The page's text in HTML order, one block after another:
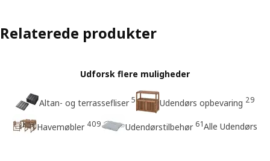
Relaterede produkter
Udforsk flere muligheder
Altan- og terrassefliser 5 Udendørs opbevaring 29
Havemøbler 409 Udendørstilbehør 61Alle Udendørs